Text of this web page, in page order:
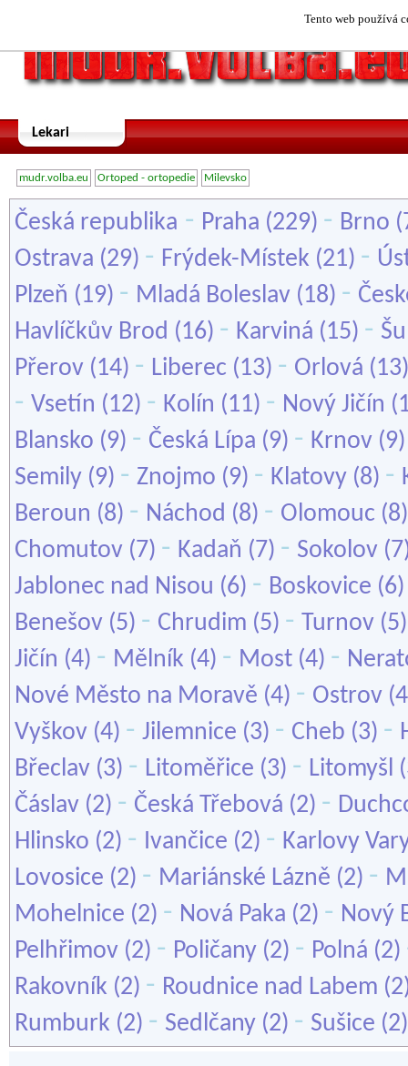
Tento web používá
Lekari
mudr.volba.eu Ortoped - ortopedie Milevsko
Česká republika - Praha (229) - Brno
Ostrava (29) - Frýdek-Místek (21) -
Plzeň (19) - Mladá Boleslav (18) -
Havlíčkův Brod (16) - Karviná (15) -
Přerov (14) - Liberec (13) - Orlová
- Vsetín (12) - Kolín (11) - Nový Jičín
Blansko (9) - Česká Lípa (9) - Krnov
Semily (9) - Znojmo (9) - Klatovy (8) -
Beroun (8) - Náchod (8) - Olomouc
Chomutov (7) - Kadaň (7) - Sokolov
Jablonec nad Nisou (6) - Boskovice
Benešov (5) - Chrudim (5) - Turnov
Jičín (4) - Mělník (4) - Most (4) -
Nové Město na Moravě (4) - Ostrov
Vyškov (4) - Jilemnice (3) - Cheb (3) -
Břeclav (3) - Litoměřice (3) - Litomyšl
Čáslav (2) - Česká Třebová (2) -
Hlinsko (2) - Ivančice (2) - Karlovy
Lovosice (2) - Mariánské Lázně (2) -
Mohelnice (2) - Nová Paka (2) - Nový
Pelhřimov (2) - Poličany (2) - Polná (2)
Rakovník (2) - Roudnice nad Labem
Rumburk (2) - Sedlčany (2) - Sušice